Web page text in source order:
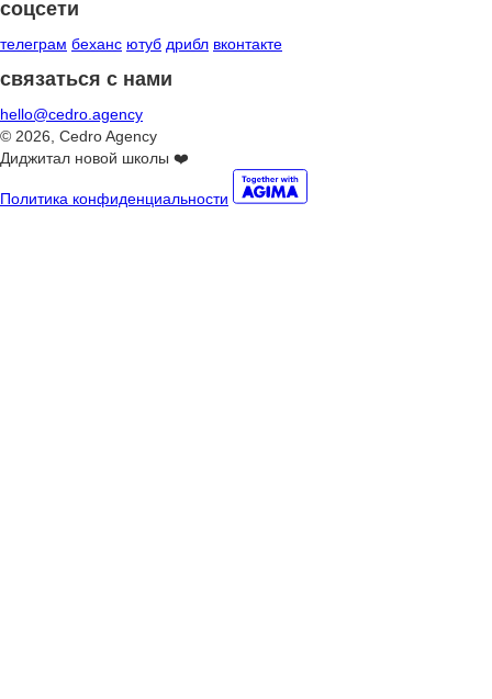
соцсети
телеграм беханс ютуб дрибл вконтакте
связаться с нами
hello@cedro.agency
© 2026, Cedro Agency
Диджитал новой школы ❤️
Политика конфиденциальности